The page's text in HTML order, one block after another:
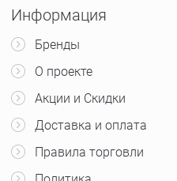
Информация
Бренды
О проекте
Акции и Скидки
Доставка и оплата
Правила торговли